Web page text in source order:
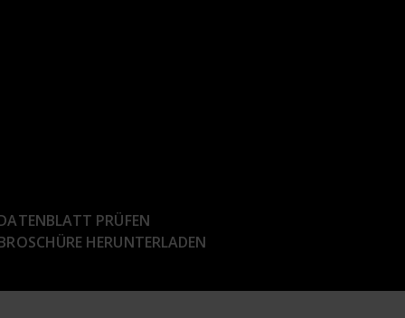
PRÜFEN
HERUNTERLADEN